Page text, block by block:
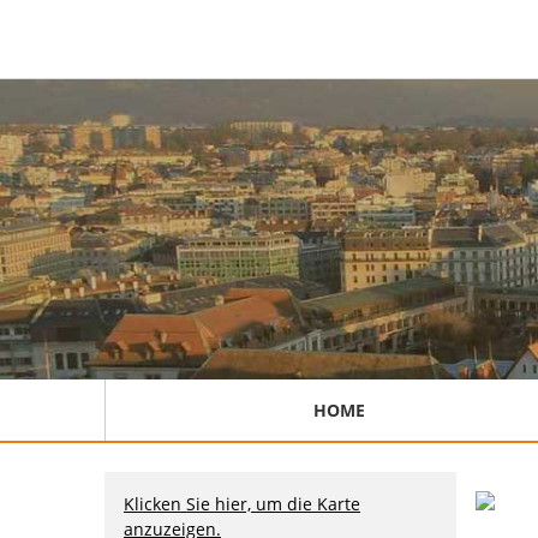
HOME
Klicken Sie hier, um die Karte
anzuzeigen.